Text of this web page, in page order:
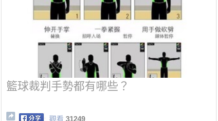
籃球裁判手勢都有哪些？
觀看 31249